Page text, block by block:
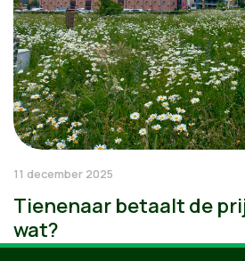
11 december 2025
Tienenaar betaalt de
wat?